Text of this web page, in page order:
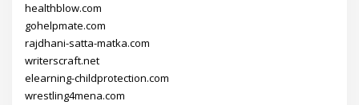
healthblow.com
gohelpmate.com
rajdhani-satta-matka.com
writerscraft.net
elearning-childprotection.com
wrestling4mena.com